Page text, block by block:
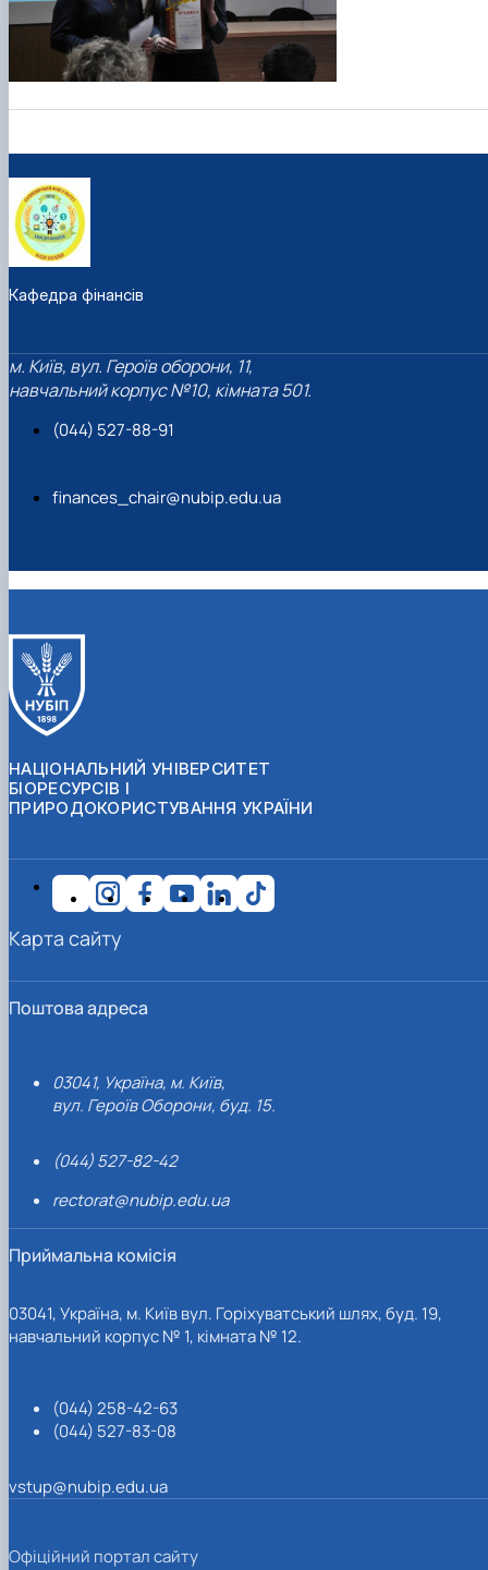
Кафедра фінансів
м. Київ, вул. Героїв оборони, 11,
навчальний корпус №10, кімната 501.
(044) 527-88-91
finances_chair@nubip.edu.ua
НАЦІОНАЛЬНИЙ УНІВЕРСИТЕТ
БІОРЕСУРСІВ І
ПРИРОДОКОРИСТУВАННЯ УКРАЇНИ
Поштова адреса
03041, Україна, м. Київ,
вул. Героїв Оборони, буд. 15.
(044) 527-82-42
rectorat@nubip.edu.ua
Приймальна комісія
03041, Україна, м. Київ вул. Горіхуватський шлях, буд. 19,
навчальний корпус № 1, кімната № 12.
(044) 258-42-63
(044) 527-83-08
vstup@nubip.edu.ua
Карта сайту
Офіційний портал сайту